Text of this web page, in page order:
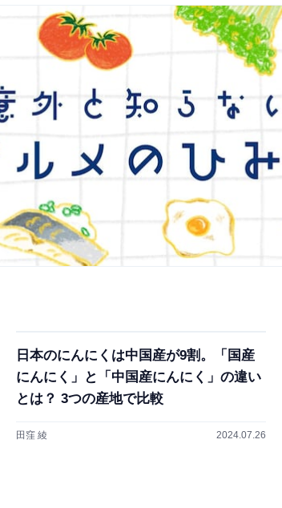
日本のにんにくは中国産が9割。「国産
にんにく」と「中国産にんにく」の違い
とは？ 3つの産地で比較
田窪 綾 2024.07.26